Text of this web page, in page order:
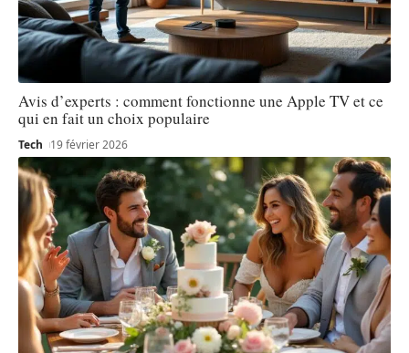
Avis d’experts : comment fonctionne une Apple TV et ce
qui en fait un choix populaire
Tech 19 février 2026